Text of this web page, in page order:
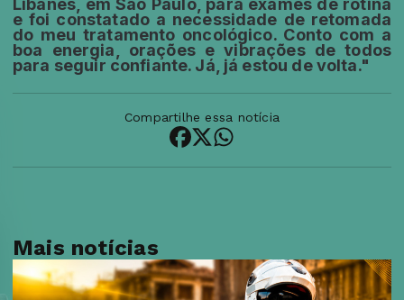
Libanês, em São Paulo, para exames de rotina
e foi constatado a necessidade de retomada
do meu tratamento oncológico. Conto com a
boa energia, orações e vibrações de todos
para seguir confiante. Já, já estou de volta."
Compartilhe essa notícia
Mais notícias